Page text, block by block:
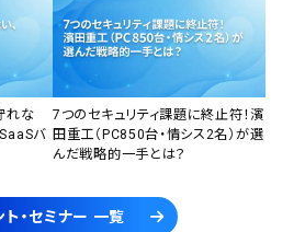
れな
SaaSバ
7つのセキュリティ課題に終止符！濱
田重工（PC850台・情シス2名）が選
んだ戦略的一手とは？
ト・セミナー 一覧